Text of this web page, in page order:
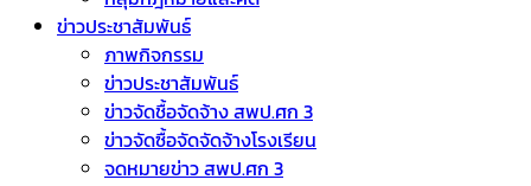
ข่าวประชาสัมพันธ์
ภาพกิจกรรม
ข่าวประชาสัมพันธ์
ข่าวจัดชื้อจัดจ้าง สพป.ศก 3
ข่าวจัดซื้อจัดจัดจ้างโรงเรียน
จดหมายข่าว สพป.ศก 3